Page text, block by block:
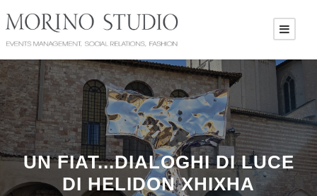
UN FIAT...DIALOGHI DI LUCE
DI HELIDON XHIXHA